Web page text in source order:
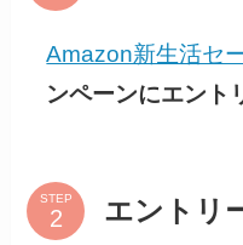
Amazon新生活セ
ンペーンにエント
STEP エントリ